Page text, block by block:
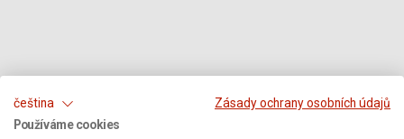
čeština
Zásady ochrany osobních údajů
Používáme cookies